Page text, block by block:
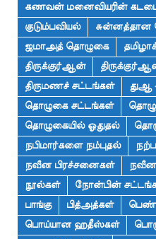
கணவன் மனைவியரின்
குடும்பவியல்
சுன்னத்தான
ஜமாஅத் தொழுகை
திருக்குர்ஆன்
திருமணச் சட்டங்கள்
துஆ
தொழுகை சட்டங்கள்
தொழுகையில் ஓதுதல்
நபிமார்களை நம்புதல்
நவீன பிரச்சனைகள்
நவீன
நூல்கள்
நோன்பின்
பாங்கு
பித்அத்கள்
பொய்யான ஹதீஸ்கள்